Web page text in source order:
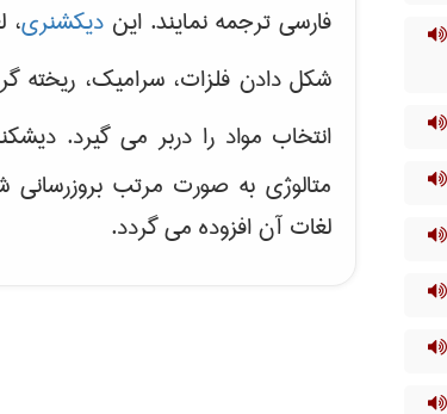
فارسی ترجمه نمایند. ایندیکشنری
شکل دادن فلزات، سرامیک، ریخته
انتخاب مواد را دربر می گیرد.
متالوژی به صورت مرتب
لغات آن افزوده می گردد.